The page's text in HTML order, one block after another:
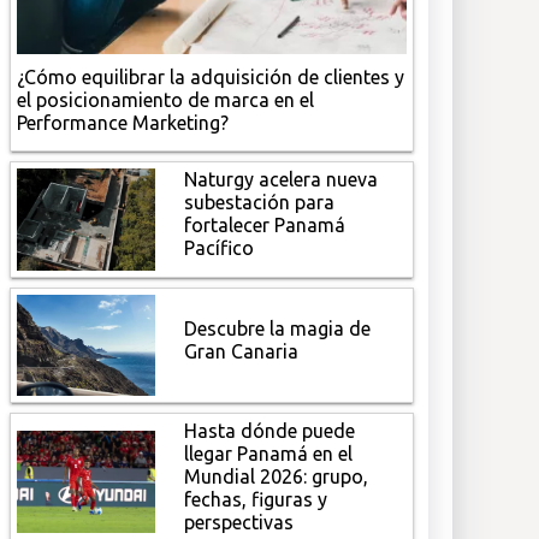
¿Cómo equilibrar la adquisición de clientes y
el posicionamiento de marca en el
Performance Marketing?
Naturgy acelera nueva
subestación para
fortalecer Panamá
Pacífico
Descubre la magia de
Gran Canaria
Hasta dónde puede
llegar Panamá en el
Mundial 2026: grupo,
fechas, figuras y
perspectivas